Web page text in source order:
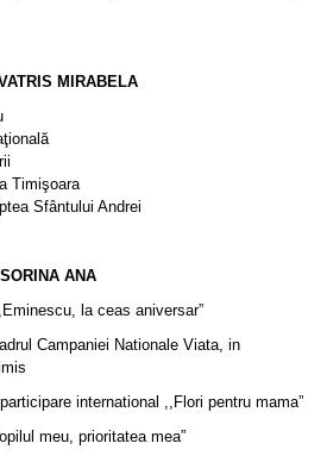
MIRABELA
Timişoara
Sfântului Andrei
ANA
la ceas aniversar”
Campaniei Nationale Viata, in
international ,,Flori pentru mama”
meu, prioritatea mea”